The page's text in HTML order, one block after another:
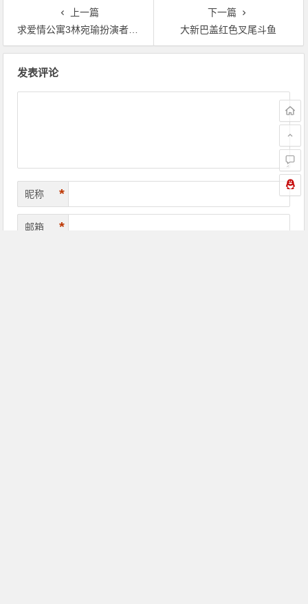
上一篇
求爱情公寓3林宛瑜扮演者-爱情公寓
下一篇
大新巴盖红色叉尾斗鱼
发表评论
昵称 *
邮箱 *